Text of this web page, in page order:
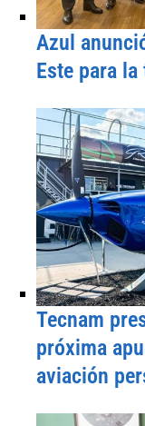
Azul
Este para
Tecnam
próxima
aviación